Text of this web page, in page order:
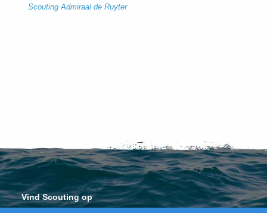
Scouting Admiraal de Ruyter
Vind Scouting op